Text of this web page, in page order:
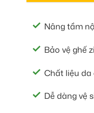
Nâng tầm
Bảo vệ ghế
Chất liệu da
Dễ dàng vệ